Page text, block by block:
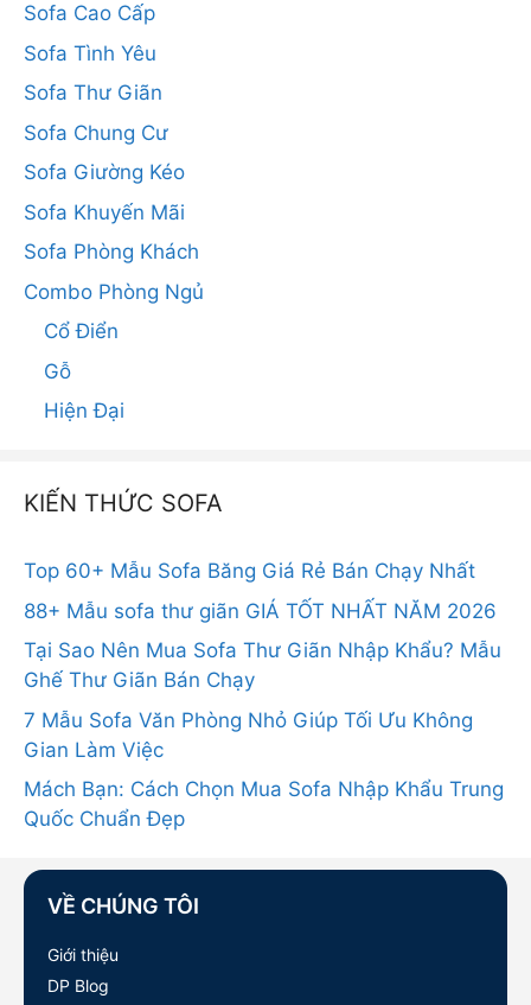
Sofa Cao Cấp
Sofa Tình Yêu
Sofa Thư Giãn
Sofa Chung Cư
Sofa Giường Kéo
Sofa Khuyến Mãi
Sofa Phòng Khách
Combo Phòng Ngủ
Cổ Điển
Gỗ
Hiện Đại
KIẾN THỨC SOFA
Top 60+ Mẫu Sofa Băng Giá Rẻ Bán Chạy Nhất
88+ Mẫu sofa thư giãn GIÁ TỐT NHẤT NĂM 2026
Tại Sao Nên Mua Sofa Thư Giãn Nhập Khẩu? Mẫu
Ghế Thư Giãn Bán Chạy
7 Mẫu Sofa Văn Phòng Nhỏ Giúp Tối Ưu Không
Gian Làm Việc
Mách Bạn: Cách Chọn Mua Sofa Nhập Khẩu Trung
Quốc Chuẩn Đẹp
VỀ CHÚNG TÔI
Giới thiệu
DP Blog